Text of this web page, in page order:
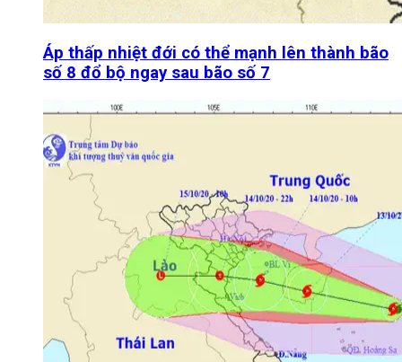
Áp thấp nhiệt đới có thể mạnh lên thành bão
số 8 đổ bộ ngay sau bão số 7